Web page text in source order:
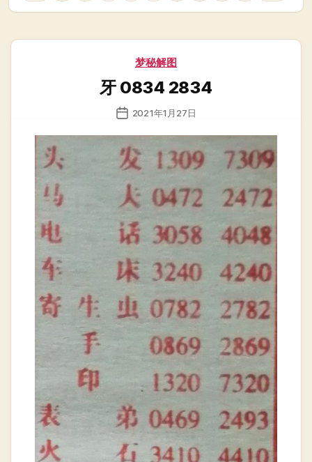
分
梦秘解图
牙 0834 2834
发
日
期
2021年1月27日